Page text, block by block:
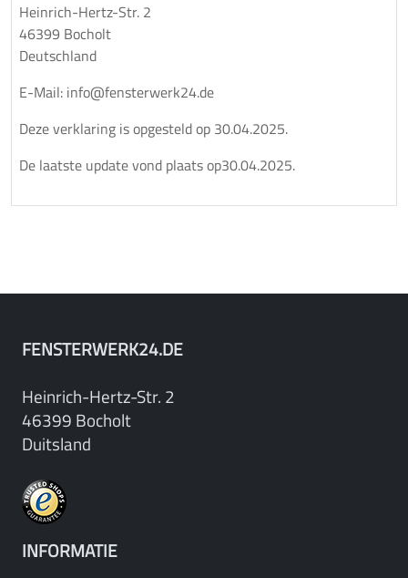
Heinrich-Hertz-Str. 2
46399 Bocholt
Deutschland
E-Mail: info@fensterwerk24.de
Deze verklaring is opgesteld op 30.04.2025.
De laatste update vond plaats op30.04.2025.
FENSTERWERK24.DE
Heinrich-Hertz-Str. 2
46399 Bocholt
Duitsland
INFORMATIE